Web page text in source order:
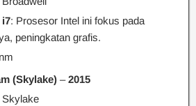
i7: Prosesor Intel ini fokus pada
peningkatan grafis.
(Skylake) –2015
Skylake